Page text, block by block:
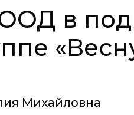
в
Михайловна